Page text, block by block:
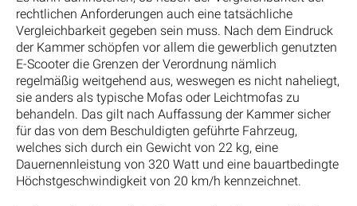
rechtlichen Anforderungen auch eine tatsächliche
Vergleichbarkeit gegeben sein muss. Nach dem Eindruck
der Kammer schöpfen vor allem die gewerblich genutzten
E-Scooter die Grenzen der Verordnung nämlich
regelmäßig weitgehend aus, weswegen es nicht naheliegt,
sie anders als typische Mofas oder Leichtmofas zu
behandeln. Das gilt nach Auffassung der Kammer sicher
für das von dem Beschuldigten geführte Fahrzeug,
welches sich durch ein Gewicht von 22 kg, eine
Dauernennleistung von 320 Watt und eine bauartbedingte
Höchstgeschwindigkeit von 20 km/h kennzeichnet.